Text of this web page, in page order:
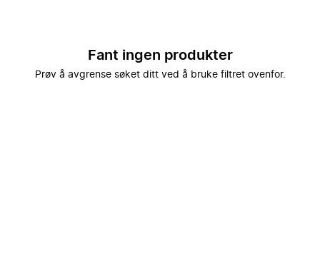
Fant ingen produkter
Prøv å avgrense søket ditt ved å bruke filtret ovenfor.